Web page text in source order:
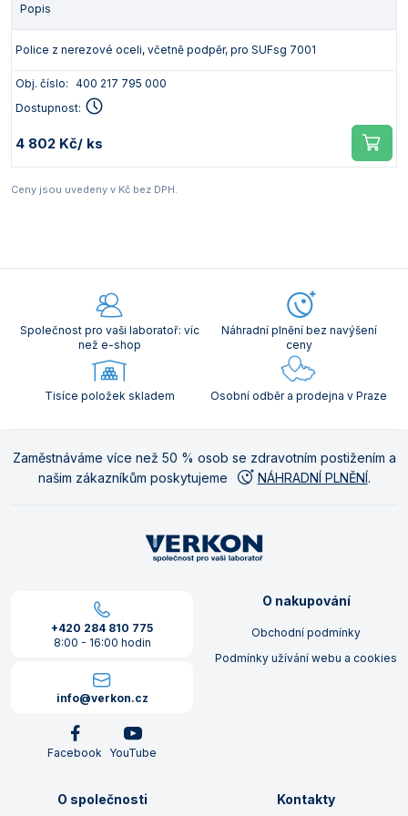
Popis
Police z nerezové oceli, včetně podpěr, pro SUFsg 7001
Obj. číslo: 400 217 795 000
Dostupnost:
4 802 Kč/ ks
Ceny jsou uvedeny v Kč bez DPH.
Společnost pro vaši laboratoř: víc
než e-shop
Náhradní plnění bez navýšení
ceny
Tisíce položek skladem Osobní odběr a prodejna v Praze
Zaměstnáváme více než 50 % osob se zdravotním postižením a
našim zákazníkům poskytujeme
NÁHRADNÍ PLNĚNÍ.
+420 284 810 775
8:00 - 16:00 hodin
info@verkon.cz
Facebook YouTube
O nakupování
Obchodní podmínky
Podmínky užívání webu a cookies
O společnosti Kontakty